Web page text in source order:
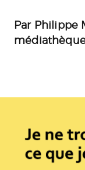
Par Philippe